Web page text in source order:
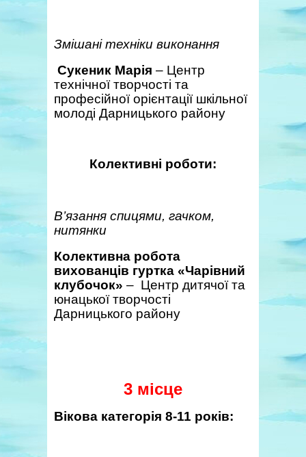
Змішані техніки виконання
Сукеник Марія – Центр
технічної творчості та
професійної орієнтації шкільної
молоді Дарницького району
Колективні роботи:
В’язання спицями, гачком,
нитянки
Колективна робота
вихованців гуртка «Чарівний
клубочок» – Центр дитячої та
юнацької творчості
Дарницького району
3 місце
Вікова категорія 8-11 років: